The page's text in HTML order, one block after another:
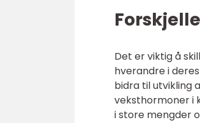
Det er viktig å
hverandre i
bidra til utvikling
veksthormoner i
i store mengder